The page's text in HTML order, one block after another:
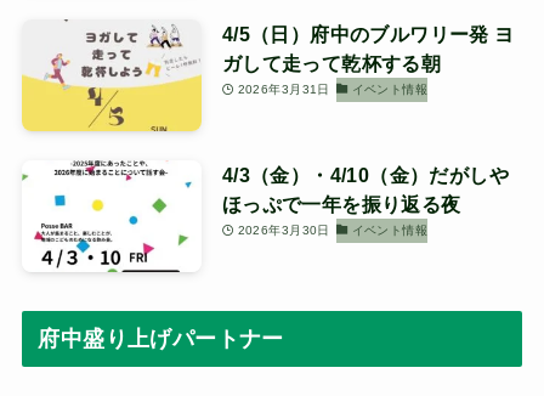
4/5（日）府中のブルワリー発 ヨ
ガして走って乾杯する朝
2026年3月31日 イベント情報
4/3（金）・4/10（金）だがしや
ほっぷで一年を振り返る夜
2026年3月30日 イベント情報
府中盛り上げパートナー